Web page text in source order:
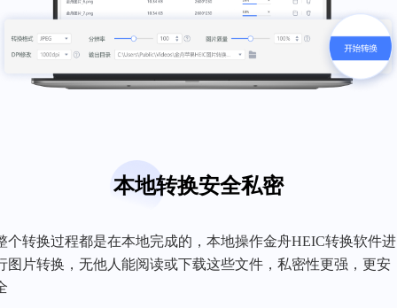
本地转换安全私密
个转换过程都是在本地完成的，本地操作金舟HEIC转换软件进
图片转换，无他人能阅读或下载这些文件，私密性更强，更安